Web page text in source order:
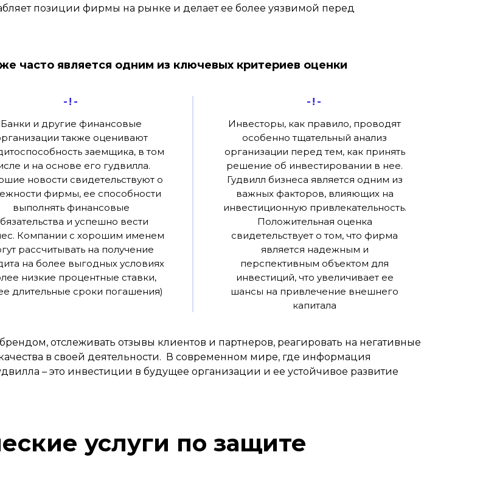
позиции фирмы на рынке и делает ее более уязвимой перед
часто является одним из ключевых критериев оценки
-!-
Банки и другие финансовые
также оценивают
заемщика, в том
и на основе его гудвилла.
новости свидетельствуют о
фирмы, ее способности
выполнять финансовые
и успешно вести
Компании с хорошим именем
рассчитывать на получение
на более выгодных условиях
низкие процентные ставки,
длительные сроки погашения)
-!-
Инвесторы, как правило, проводят
особенно тщательный анализ
организации перед тем, как принять
решение об инвестировании в нее.
Гудвилл бизнеса является одним из
важных факторов, влияющих на
инвестиционную привлекательность.
Положительная оценка
свидетельствует о том, что фирма
является надежным и
перспективным объектом для
инвестиций, что увеличивает ее
шансы на привлечение внешнего
капитала
отслеживать отзывы клиентов и партнеров, реагировать на негативные
в своей деятельности. В современном мире, где информация
– это инвестиции в будущее организации и ее устойчивое развитие
услуги по защите